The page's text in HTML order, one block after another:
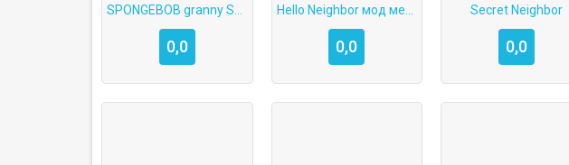
0,0 0,0
Secret Neighbor
0,0